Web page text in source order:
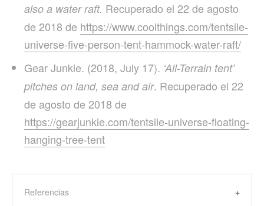
also a water raft. Recuperado el 22 de agosto
de 2018 de https://www.coolthings.com/tentsile-
universe-five-person-tent-hammock-water-raft/
Gear Junkie. (2018, July 17). ‘All-Terrain tent’
pitches on land, sea and air. Recuperado el 22
de agosto de 2018 de
https://gearjunkie.com/tentsile-universe-floating-
hanging-tree-tent
Referencias